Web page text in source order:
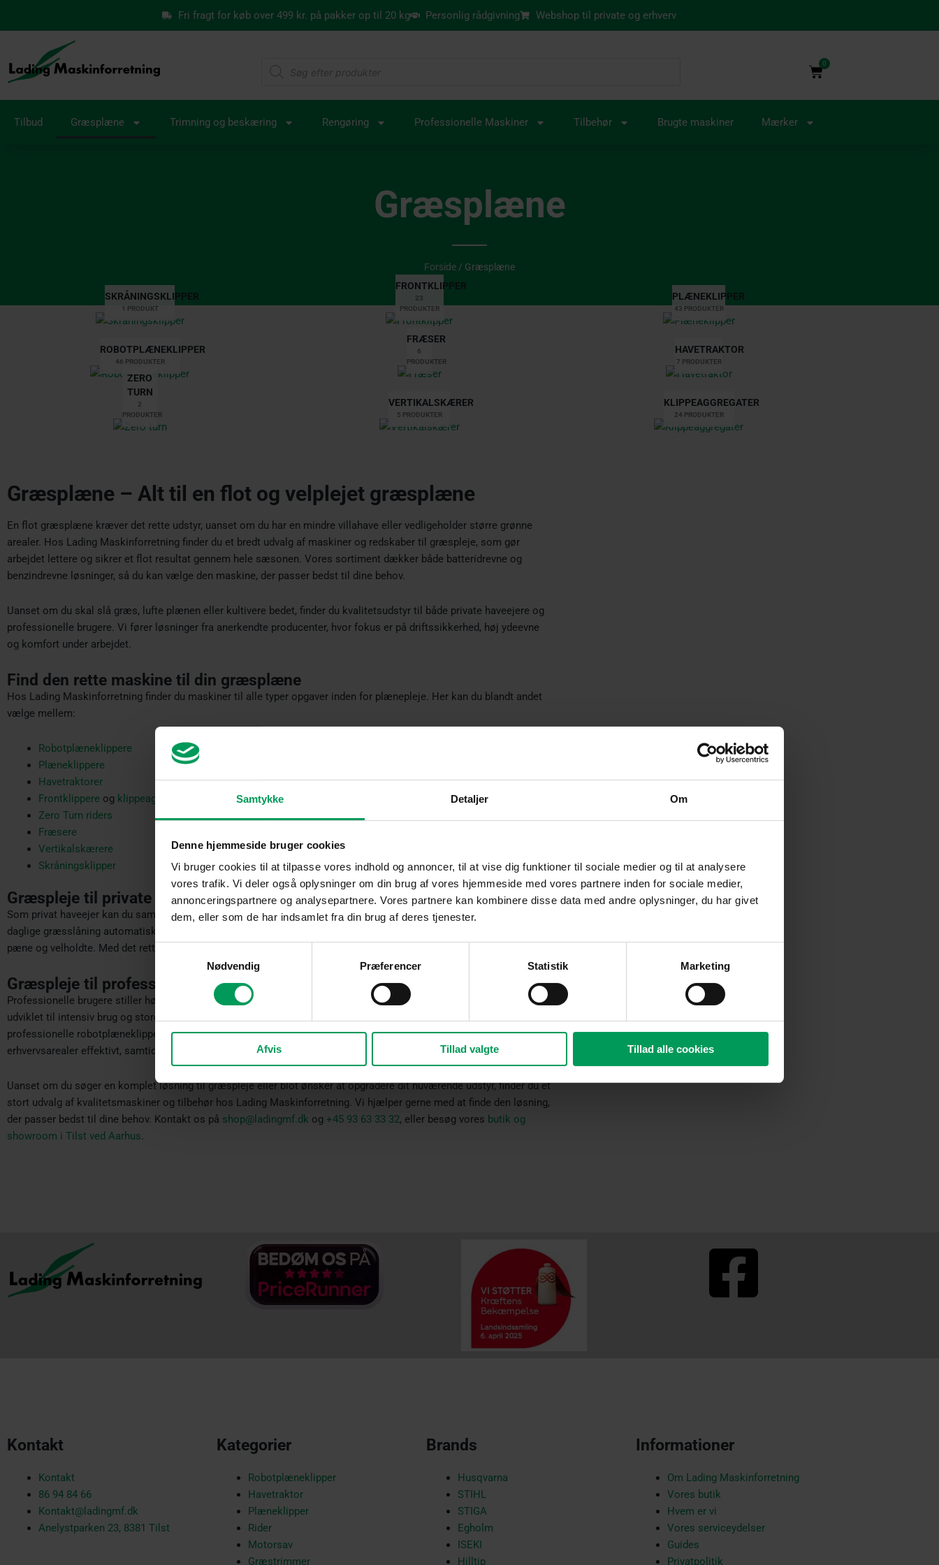
Samtykke Detaljer Om
Denne hjemmeside bruger cookies
Vi bruger cookies til at tilpasse vores indhold og annoncer, til at vise dig funktioner til sociale medier og til at analysere
vores trafik. Vi deler også oplysninger om din brug af vores hjemmeside med vores partnere inden for sociale medier,
annonceringspartnere og analysepartnere. Vores partnere kan kombinere disse data med andre oplysninger, du har givet
dem, eller som de har indsamlet fra din brug af deres tjenester.
Nødvendig
Præferencer Statistik Marketing
Afvis Tillad valgte Tillad alle cookies
Fri fragt for køb over 499 kr. på pakker op til 20 kg Personlig rådgivning Webshop til private og erhverv
Products
search
0
Kurv
Tilbud Græsplæne Trimning og beskæring Rengøring Professionelle Maskiner Tilbehør Brugte maskiner Mærker
Græsplæne
Forside / Græsplæne
SKRÅNINGSKLIPPER
1 PRODUKT
FRONTKLIPPER
23
PRODUKTER
PLÆNEKLIPPER
43 PRODUKTER
ROBOTPLÆNEKLIPPER
46 PRODUKTER
FRÆSER
6
PRODUKTER
HAVETRAKTOR
7 PRODUKTER
ZERO
TURN
2
PRODUKTER
VERTIKALSKÆRER
5 PRODUKTER
KLIPPEAGGREGATER
24 PRODUKTER
Græsplæne – Alt til en flot og velplejet græsplæne
En flot græsplæne kræver det rette udstyr, uanset om du har en mindre villahave eller vedligeholder større grønne
arealer. Hos Lading Maskinforretning finder du et bredt udvalg af maskiner og redskaber til græspleje, som gør
arbejdet lettere og sikrer et flot resultat gennem hele sæsonen. Vores sortiment dækker både batteridrevne og
benzindrevne løsninger, så du kan vælge den maskine, der passer bedst til dine behov.
Uanset om du skal slå græs, lufte plænen eller kultivere bedet, finder du kvalitetsudstyr til både private haveejere og
professionelle brugere. Vi fører løsninger fra anerkendte producenter, hvor fokus er på driftssikkerhed, høj ydeevne
og komfort under arbejdet.
Find den rette maskine til din græsplæne
Hos Lading Maskinforretning finder du maskiner til alle typer opgaver inden for plænepleje. Her kan du blandt andet
vælge mellem:
Robotplæneklippere
Plæneklippere
Havetraktorer
Frontklippere og klippeaggregater
Zero Turn riders
Fræsere
Vertikalskærere
Skråningsklipper
Græspleje til private
Som privat haveejer kan du sammensætte en løsning, der passer til netop din have. Robotplæneklippere klarer den
daglige græsslåning automatisk, mens havetraktorer og frontklippere hjælper med at holde de store græsområder
pæne og velholdte. Med det rette udstyr bliver græsplejen både hurtigere og mere effektiv.
Græspleje til professionelle
Professionelle brugere stiller høje krav til driftssikkerhed, komfort og kapacitet. Derfor finder du maskiner, som er
udviklet til intensiv brug og store arbejdsopgaver. Havetraktorer, frontklippere, Zero Turn plæneklippere og
professionelle robotplæneklippere gør det muligt at vedligeholde parker, boligforeninger, sportsanlæg og
erhvervsarealer effektivt, samtidig med at arbejdet udføres med høj præcision.
Uanset om du søger en komplet løsning til græspleje eller blot ønsker at opgradere dit nuværende udstyr, finder du et
stort udvalg af kvalitetsmaskiner og tilbehør hos Lading Maskinforretning. Vi hjælper gerne med at finde den løsning,
der passer bedst til dine behov. Kontakt os på shop@ladingmf.dk og +45 93 63 33 32, eller besøg vores butik og
showroom i Tilst ved Aarhus.
F
e
b
o
Kontakt
Kontakt
86 94 84 66
Kontakt@ladingmf.dk
Anelystparken 23, 8381 Tilst
Kategorier
Robotplæneklipper
Havetraktor
Plæneklipper
Rider
Motorsav
Græstrimmer
Brands
Husqvarna
STIHL
STIGA
Egholm
ISEKI
Hilltip
Informationer
Om Lading Maskinforretning
Vores butik
Hvem er vi
Vores serviceydelser
Guides
Privatpolitik